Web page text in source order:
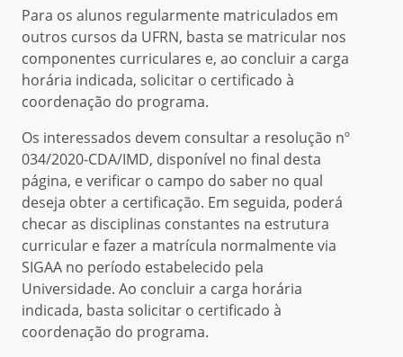
Para os alunos regularmente matriculados em
outros cursos da UFRN, basta se matricular nos
componentes curriculares e, ao concluir a carga
horária indicada, solicitar o certificado à
coordenação do programa.
Os interessados devem consultar a resolução nº
034/2020-CDA/IMD, disponível no final desta
página, e verificar o campo do saber no qual
deseja obter a certificação. Em seguida, poderá
checar as disciplinas constantes na estrutura
curricular e fazer a matrícula normalmente via
SIGAA no período estabelecido pela
Universidade. Ao concluir a carga horária
indicada, basta solicitar o certificado à
coordenação do programa.